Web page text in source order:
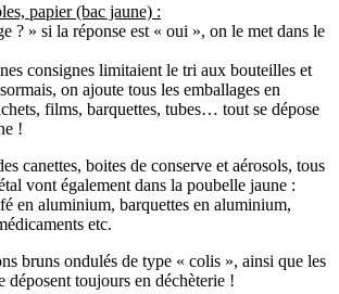
papier (bac jaune) :
? » si la réponse est « oui », on le met dans le
consignes limitaient le tri aux bouteilles et
on ajoute tous les emballages en
films, barquettes, tubes… tout se dépose
!
canettes, boites de conserve et aérosols, tous
vont également dans la poubelle jaune :
en aluminium, barquettes en aluminium,
etc.
bruns ondulés de type « colis », ainsi que les
déposent toujours en déchèterie !